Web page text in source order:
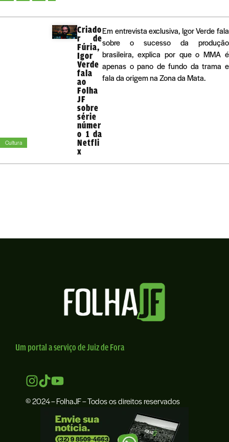
Cultura
Criado
r de
Fúria,
Igor
Verde
fala
ao
Folha
JF
sobre
série
númer
o 1 da
Netfli
x
Em entrevista exclusiva, Igor Verde fala
sobre o sucesso da produção
brasileira, explica por que o MMA é
apenas o pano de fundo da trama e
fala da origem na Zona da Mata.
Um portal a serviço de Juiz de Fora
© 2024 – FolhaJF – Todos os direitos reservados